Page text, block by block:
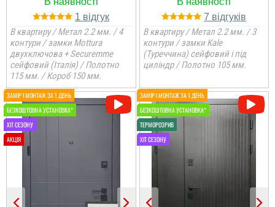
1
В квартиру / Метал 2.2 мм. / 4
контури / замки Mottura
двухключова + Securemme
сейфовий (Італія) / Полотно
115 мм. / Короб 150 мм.
7
В квартиру / Метал 2.2 мм. / 3
контури / замки Kale
(Туреччина) сейфовий і під
циліндр / Полотно 105 мм.